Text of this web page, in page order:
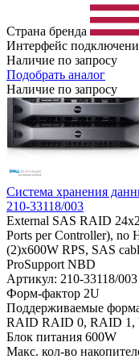
Страна бренда
Интерфейс
Наличие по запросу
Подобрать аналог
Наличие по запросу
Система хранения
210-33118/003
External SAS RAID
Ports per Controller),
(2)x600W RPS, SAS
ProSupport NBD
Артикул: 210-33118/003
Форм-фактор 2U
Поддерживаемые
RAID RAID 0, RAID 1,
Блок питания 600W
Макс. кол-во